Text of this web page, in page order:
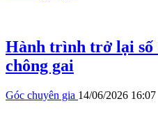
Hành trình trở lại số
chông gai
Góc chuyên gia 14/06/2026 16:07